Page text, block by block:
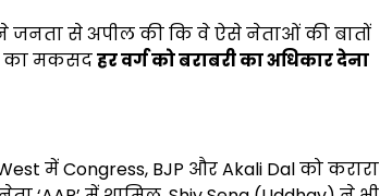
जनता से अपील की कि वे ऐसे नेताओं की बातों
का मकसदहर वर्ग को बराबरी का अधिकार देना
में Congress, BJP और Akali Dal को करारा